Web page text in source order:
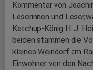
Kommentar von
Leserinnen und
Ketchup-König H. J.
beiden stammen die
kleines Weindorf am
Einwohner von den